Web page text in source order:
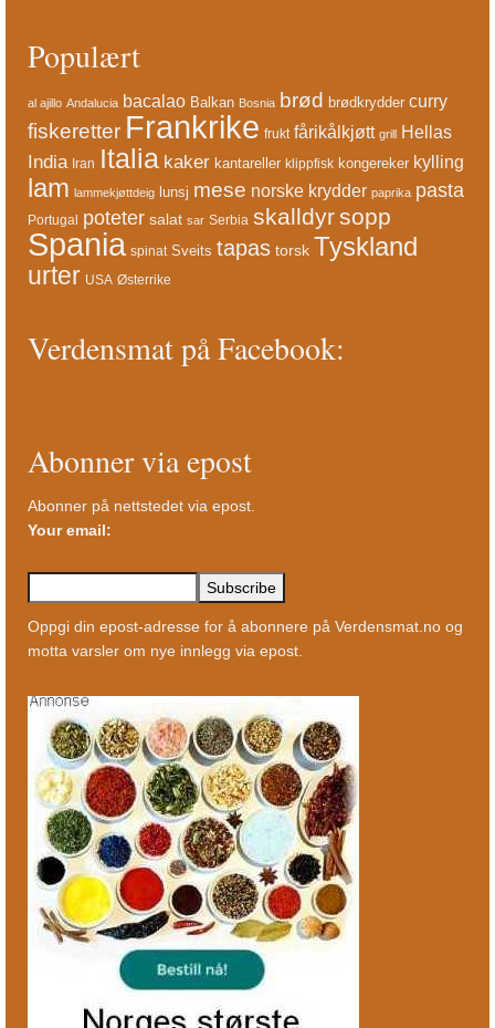
Populært
al ajillo Andalucia bacalao Balkan Bosnia brød brødkrydder curry
fiskeretter Frankrike frukt fårikålkjøtt grill Hellas
India Iran Italia kaker kantareller klippfisk kongereker kylling
lam lammekjøttdeig lunsj mese norske krydder paprika pasta
Portugal poteter salat sar Serbia skalldyrsopp
Spania spinat Sveits tapas torsk Tyskland
urter USA Østerrike
Verdensmat på Facebook:
Abonner via epost
Abonner på nettstedet via epost.
Your email:
Oppgi din epost-adresse for å abonnere på Verdensmat.no og
motta varsler om nye innlegg via epost.